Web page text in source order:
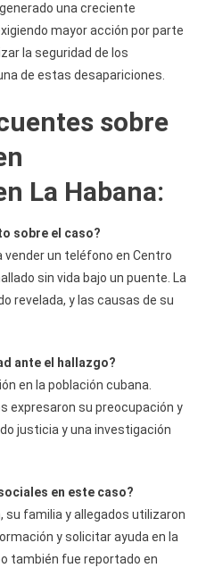
una creciente
mayor acción por parte
la seguridad de los
de estas desapariciones.
sobre
La Habana:
sobre el caso?
vender un teléfono en Centro
sin vida bajo un puente. La
revelada, y las causas de su
ante el hallazgo?
en la población cubana.
expresaron su preocupación y
justicia y una investigación
en este caso?
su familia y allegados utilizaron
y solicitar ayuda en la
también fue reportado en